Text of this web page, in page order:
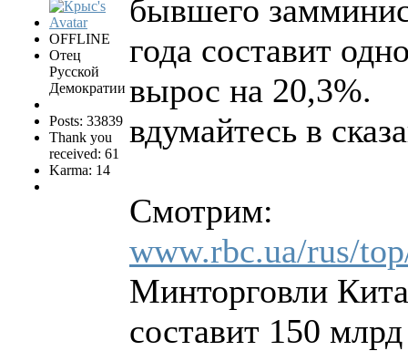
OFFLINE
Отец
Русской
Демократии
Posts: 33839
Thank you
received: 61
Karma: 14
бывшего
года составит
вырос на 20,3%.
вдумайтесь в
Смотрим:
www.rbc.ua/rus/
Минторговли
составит 150